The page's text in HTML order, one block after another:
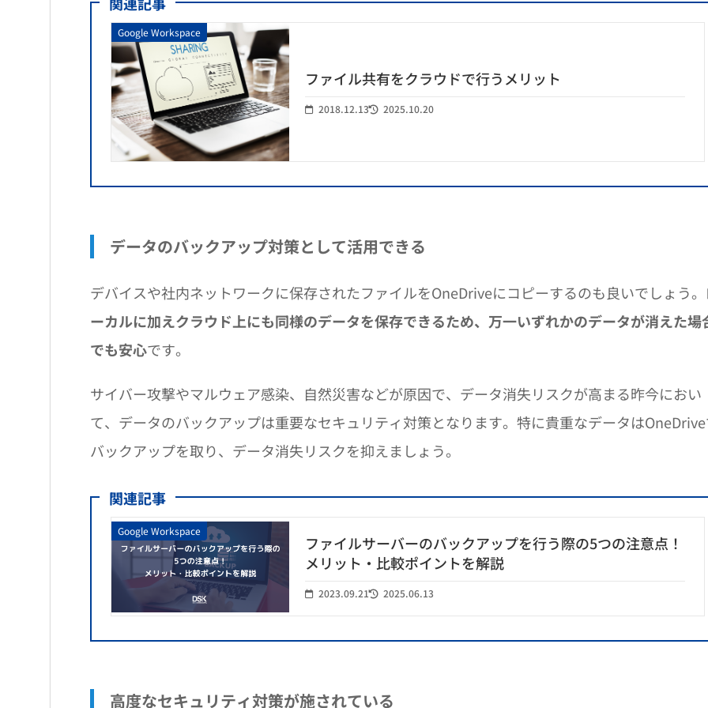
Google Workspace
ファイル共有をクラウドで行うメリット
2018.12.13 2025.10.20
データのバックアップ対策として活用できる
デバイスや社内ネットワークに保存されたファイルをOneDriveにコピーするのも良いでしょう。
ーカルに加えクラウド上にも同様のデータを保存できるため、万一いずれかのデータが消えた場
でも安心です。
サイバー攻撃やマルウェア感染、自然災害などが原因で、データ消失リスクが高まる昨今におい
て、データのバックアップは重要なセキュリティ対策となります。特に貴重なデータは
バックアップを取り、データ消失リスクを抑えましょう。
関連記事
Google Workspace
ファイルサーバーのバックアップを行う際の5つの注意点！
メリット・比較ポイントを解説
2023.09.21 2025.06.13
高度なセキュリティ対策が施されている